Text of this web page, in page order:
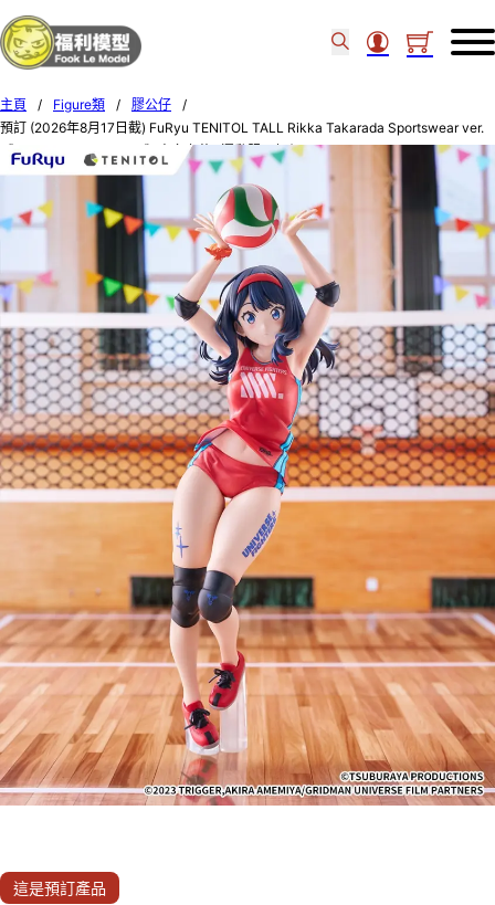
主頁 / Figure類 / 膠公仔
/
預訂 (2026年8月17日截) FuRyu TENITOL TALL Rikka Takarada Sportswear ver.
《GRIDMAN UNIVERSE》寶多六花 -運動服- (訂價$550) FU40778
這是預訂產品